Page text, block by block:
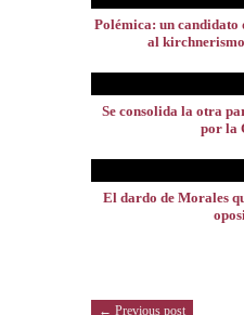
Polémica: un candidato
al
Se consolida la otra
por la
El dardo de Morales
← Previous post